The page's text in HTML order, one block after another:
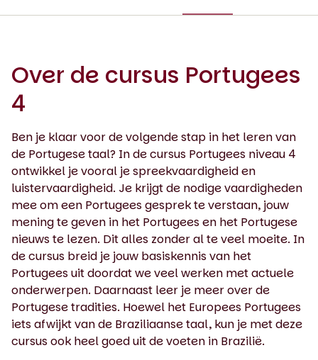
Over de cursus Portugees
4
Ben je klaar voor de volgende stap in het leren van
de Portugese taal? In de cursus Portugees niveau 4
ontwikkel je vooral je spreekvaardigheid en
luistervaardigheid. Je krijgt de nodige vaardigheden
mee om een Portugees gesprek te verstaan, jouw
mening te geven in het Portugees en het Portugese
nieuws te lezen. Dit alles zonder al te veel moeite. In
de cursus breid je jouw basiskennis van het
Portugees uit doordat we veel werken met actuele
onderwerpen. Daarnaast leer je meer over de
Portugese tradities. Hoewel het Europees Portugees
iets afwijkt van de Braziliaanse taal, kun je met deze
cursus ook heel goed uit de voeten in Brazilië.